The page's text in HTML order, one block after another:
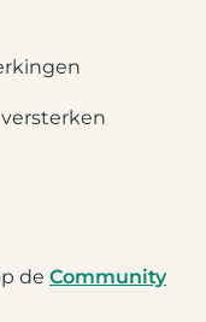
de Community